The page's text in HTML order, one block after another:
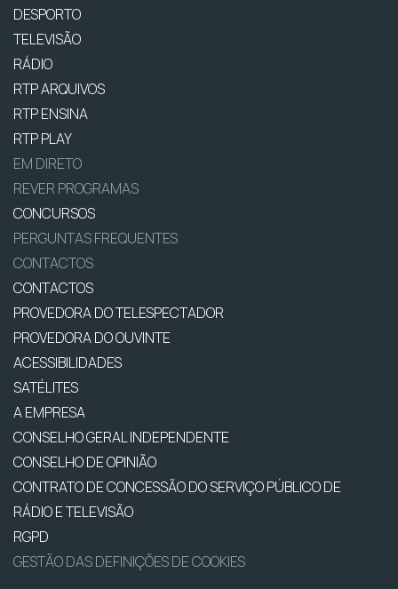
DESPORTO
TELEVISÃO
RÁDIO
RTP ARQUIVOS
RTP ENSINA
RTP PLAY
EM DIRETO
REVER PROGRAMAS
CONCURSOS
PERGUNTAS FREQUENTES
CONTACTOS
CONTACTOS
PROVEDORA DO TELESPECTADOR
PROVEDORA DO OUVINTE
ACESSIBILIDADES
SATÉLITES
A EMPRESA
CONSELHO GERAL INDEPENDENTE
CONSELHO DE OPINIÃO
CONTRATO DE CONCESSÃO DO SERVIÇO PÚBLICO DE
RÁDIO E TELEVISÃO
RGPD
GESTÃO DAS DEFINIÇÕES DE COOKIES